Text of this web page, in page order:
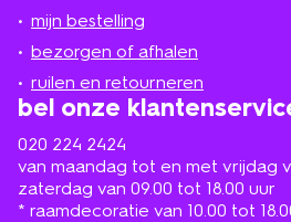
mijn bestelling
bezorgen of afhalen
ruilen en retourneren
bel onze
020 224 2424
van maandag tot en met vrijdag
zaterdag van 09.00 tot 18.00 uur
* raamdecoratie van 10.00 tot
in
de
buurt